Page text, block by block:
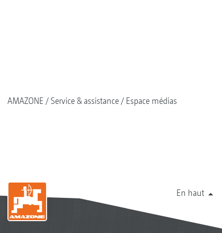
AMAZONE Service & assistance Espace médias
En haut